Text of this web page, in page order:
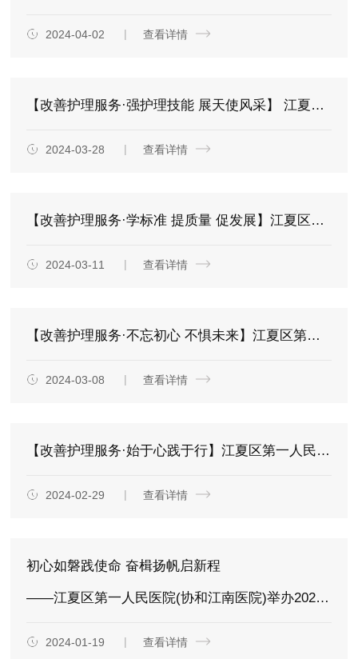
2024-04-02 查看详情
【改善护理服务·强护理技能 展天使风采】 江夏区第一人民医院（协和江南医院）2024年度“5.12护士节”护理技能竞赛圆满举行
2024-03-28 查看详情
【改善护理服务·学标准 提质量 促发展】江夏区第一人民医院(协和江南医院)举办2024年护理质控评价标准培训会议
2024-03-11 查看详情
【改善护理服务·不忘初心 不惧未来】江夏区第一人民医院(协和江南医院)举办2023-2024年度临床护理实习生毕业典礼暨优秀护理实习生表彰大会
2024-03-08 查看详情
【改善护理服务·始于心践于行】江夏区第一人民医院(协和江南医院)举办2024年护理服务优院工作研讨会
2024-02-29 查看详情
初心如磐践使命 奋楫扬帆启新程
——江夏区第一人民医院(协和江南医院)举办2023年护理工作总结暨2024年护理工作部署大会
2024-01-19 查看详情